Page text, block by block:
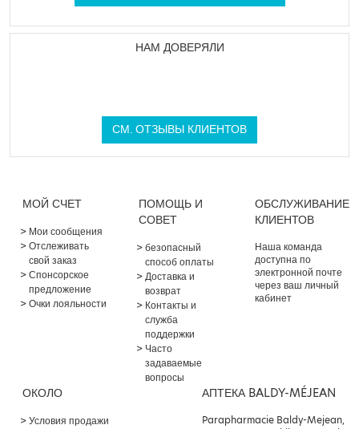
НАМ ДОВЕРЯЛИ
СМ. ОТЗЫВЫ КЛИЕНТОВ
МОЙ СЧЕТ
Мои сообщения
Отслеживать
свой заказ
Спонсорское
предложение
Очки лояльности
ПОМОЩЬ И
СОВЕТ
безопасный
способ оплаты
Доставка и
возврат
Контакты и
служба
поддержки
Часто
задаваемые
вопросы
ОБСЛУЖИВАНИЕ
КЛИЕНТОВ
Наша команда
доступна по
электронной почте
через ваш личный
кабинет
ОКОЛО
Условия продажи
АПТЕКА BALDY-MÉJEAN
Parapharmacie Baldy-Mejean,